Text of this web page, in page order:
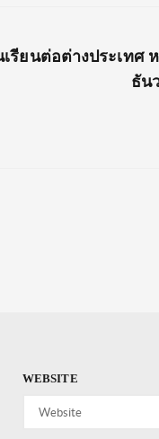
รียนต่อต่างประเทศ
ธัน
WEBSITE